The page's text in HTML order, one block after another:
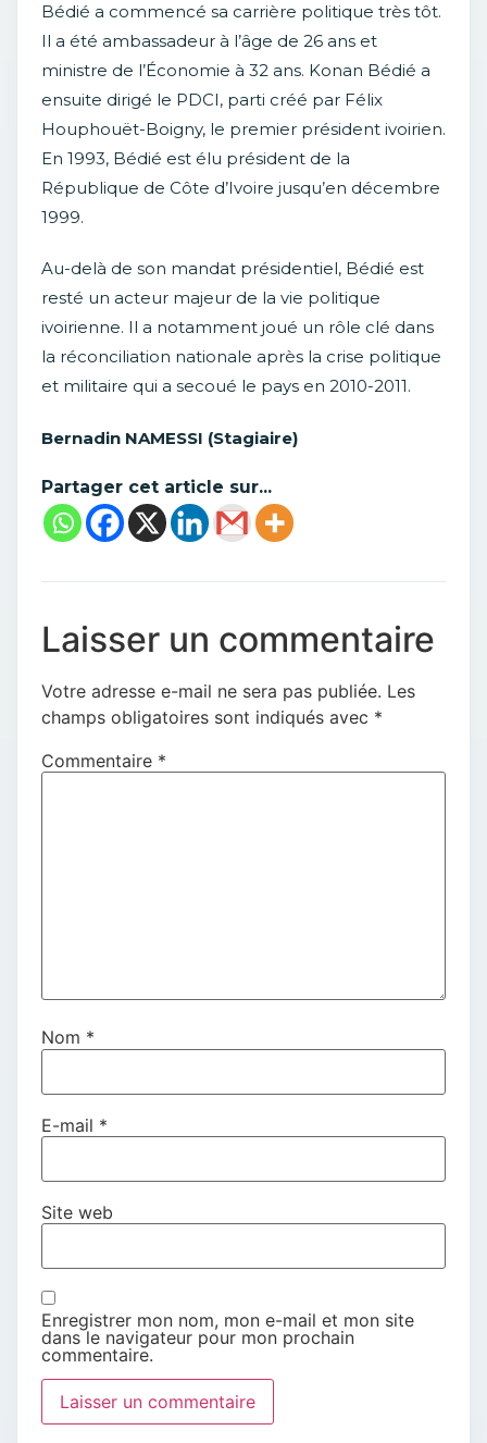
Bédié a commencé sa carrière politique très tôt.
Il a été ambassadeur à l’âge de 26 ans et
ministre de l’Économie à 32 ans. Konan Bédié a
ensuite dirigé le PDCI, parti créé par Félix
Houphouët-Boigny, le premier président ivoirien.
En 1993, Bédié est élu président de la
République de Côte d’Ivoire jusqu’en décembre
1999.
Au-delà de son mandat présidentiel, Bédié est
resté un acteur majeur de la vie politique
ivoirienne. Il a notamment joué un rôle clé dans
la réconciliation nationale après la crise politique
et militaire qui a secoué le pays en 2010-2011.
Bernadin NAMESSI (Stagiaire)
Partager cet article sur...
Laisser un commentaire
Votre adresse e-mail ne sera pas publiée. Les
champs obligatoires sont indiqués avec *
Commentaire *
Nom *
E-mail *
Site web
Enregistrer mon nom, mon e-mail et mon site
dans le navigateur pour mon prochain
commentaire.